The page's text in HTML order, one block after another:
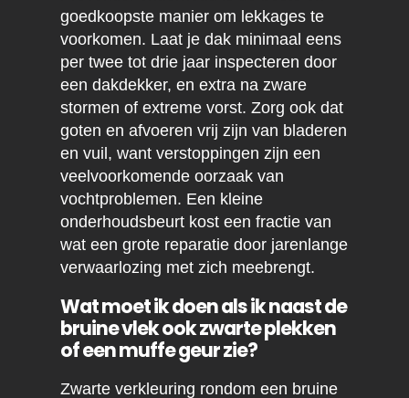
goedkoopste manier om lekkages te
voorkomen. Laat je dak minimaal eens
per twee tot drie jaar inspecteren door
een dakdekker, en extra na zware
stormen of extreme vorst. Zorg ook dat
goten en afvoeren vrij zijn van bladeren
en vuil, want verstoppingen zijn een
veelvoorkomende oorzaak van
vochtproblemen. Een kleine
onderhoudsbeurt kost een fractie van
wat een grote reparatie door jarenlange
verwaarlozing met zich meebrengt.
Wat moet ik doen als ik naast de
bruine vlek ook zwarte plekken
of een muffe geur zie?
Zwarte verkleuring rondom een bruine